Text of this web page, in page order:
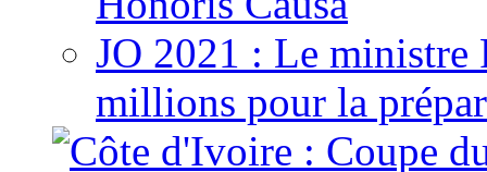
JO 2021 : Le ministre
millions pour la